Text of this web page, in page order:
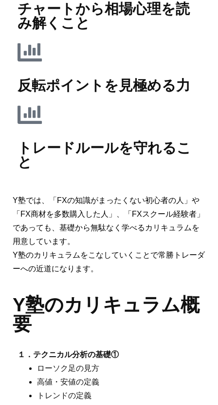
チャートから相場心理を読
み解くこと
反転ポイントを見極める力
トレードルールを守れるこ
と
Y塾では、「FXの知識がまったくない初心者の人」や
「FX商材を多数購入した人」、「FXスクール経験者」
であっても、基礎から無駄なく学べるカリキュラムを
用意しています。
Y塾のカリキュラムをこなしていくことで常勝トレーダ
ーへの近道になります。
Y塾のカリキュラム概
要
１．テクニカル分析の基礎①
ローソク足の見方
高値・安値の定義
トレンドの定義